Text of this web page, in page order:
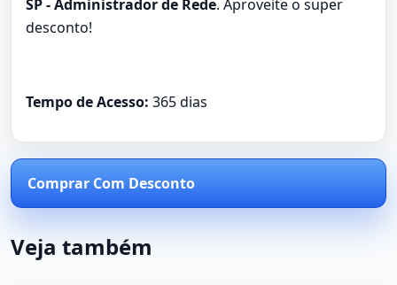
SP - Administrador de Rede. Aproveite o super
desconto!
Tempo de Acesso: 365 dias
Comprar Com Desconto
Veja também